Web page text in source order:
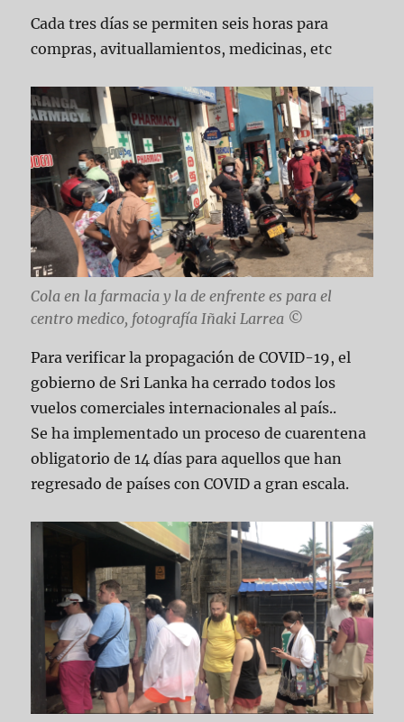
Cada tres días se permiten seis horas para
compras, avituallamientos, medicinas, etc
Cola en la farmacia y la de enfrente es para el
centro medico, fotografía Iñaki Larrea ©
Para verificar la propagación de COVID-19, el
gobierno de Sri Lanka ha cerrado todos los
vuelos comerciales internacionales al país..
Se ha implementado un proceso de cuarentena
obligatorio de 14 días para aquellos que han
regresado de países con COVID a gran escala.